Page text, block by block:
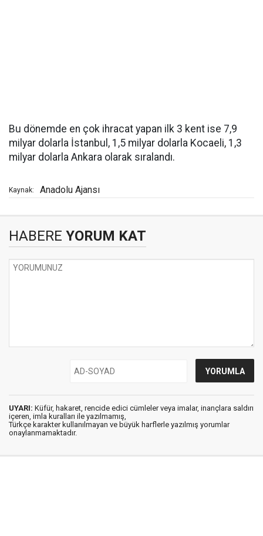
Bu dönemde en çok ihracat yapan ilk 3 kent ise 7,9
milyar dolarla İstanbul, 1,5 milyar dolarla Kocaeli, 1,3
milyar dolarla Ankara olarak sıralandı.
Kaynak: Anadolu Ajansı
HABERE YORUM KAT
UYARI: Küfür, hakaret, rencide edici cümleler veya imalar, inançlara saldırı
içeren, imla kuralları ile yazılmamış,
Türkçe karakter kullanılmayan ve büyük harflerle yazılmış yorumlar
onaylanmamaktadır.